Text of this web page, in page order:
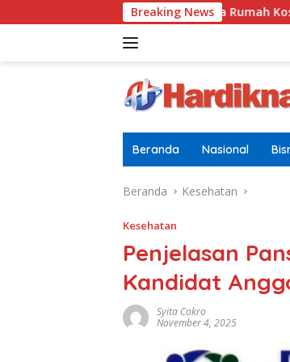
ke
Breaking News
Tugasnya Jaga Rumah Kosong dan
Beranda Nasional
Beranda Kesehatan
Kesehatan
Penjelasan
Kandidat
Syita Cokro
November 4, 2025